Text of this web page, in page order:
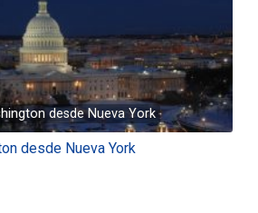
desde Nueva York